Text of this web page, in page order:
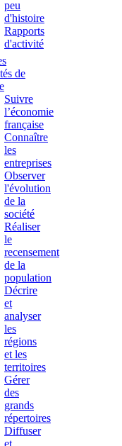
peu
d'histoire
Rapports
d'activité
de
Suivre
l’économie
française
Connaître
les
entreprises
Observer
l'évolution
de la
société
Réaliser
le
recensement
de la
population
Décrire
et
analyser
les
régions
et les
territoires
Gérer
des
grands
répertoires
Diffuser
et